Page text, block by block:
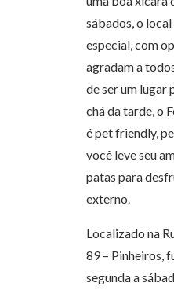
sábados, o
especial, com
agradam a
de ser um lugar
chá da tarde, o
é pet friendly,
você leve seu
patas para
externo.
Localizado na
89 – Pinheiros,
segunda a